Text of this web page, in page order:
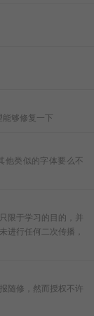
能够修复一下
他类似的字体要么不
限于学习的目的，并
进行任何二次传播，
随修，然而授权不许